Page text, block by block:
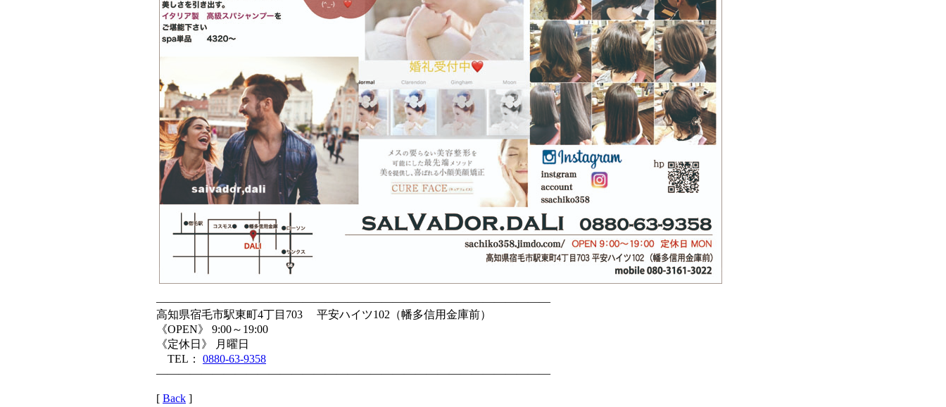
———————————————————————————————————
高知県宿毛市駅東町4丁目703 平安ハイツ102（幡多信用金庫前）
《OPEN》 9:00～19:00
《定休日》 月曜日
TEL： 0880-63-9358
———————————————————————————————————
[ Back ]